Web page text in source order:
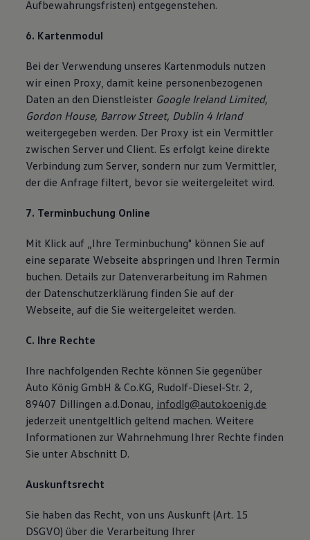
Aufbewahrungsfristen) entgegenstehen.
6. Kartenmodul
Bei der Verwendung unseres Kartenmoduls nutzen
wir einen Proxy, damit keine personenbezogenen
Daten an den Dienstleister Google Ireland Limited,
Gordon House, Barrow Street, Dublin 4 Irland
weitergegeben werden. Der Proxy ist ein Vermittler
zwischen Server und Client. Es erfolgt keine direkte
Verbindung zum Server, sondern nur zum Vermittler,
der die Anfrage filtert, bevor sie weitergeleitet wird.
7. Terminbuchung Online
Mit Klick auf „Ihre Terminbuchung" können Sie auf
eine separate Webseite abspringen und Ihren Termin
buchen. Details zur Datenverarbeitung im Rahmen
der Datenschutzerklärung finden Sie auf der
Webseite, auf die Sie weitergeleitet werden.
C. Ihre Rechte
Ihre nachfolgenden Rechte können Sie gegenüber
Auto König GmbH & Co.KG, Rudolf-Diesel-Str. 2,
89407 Dillingen a.d.Donau, infodlg@autokoenig.de
jederzeit unentgeltlich geltend machen. Weitere
Informationen zur Wahrnehmung Ihrer Rechte finden
Sie unter Abschnitt D.
Auskunftsrecht
Sie haben das Recht, von uns Auskunft (Art. 15
DSGVO) über die Verarbeitung Ihrer